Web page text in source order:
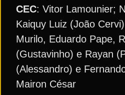
CEC: Vitor Lamounier;
Kaiquy Luiz (João
Murilo, Eduardo Pape,
(Gustavinho) e Rayan
(Alessandro) e
Mairon César